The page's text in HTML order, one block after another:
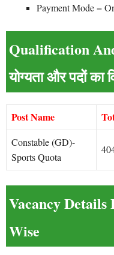
Payment Mode =
Qualification
योग्यता और पदों का
Post Name
Constable (GD)-
Sports Quota
Vacancy
Wise